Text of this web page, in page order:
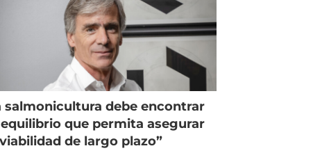
salmonicultura debe encontrar
que permita asegurar
de largo plazo”